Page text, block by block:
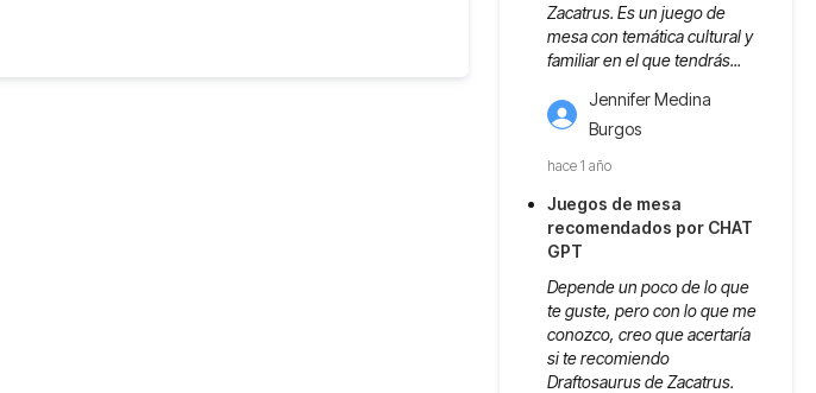
Zacatrus. Es un juego de
mesa con temática cultural y
familiar en el que tendrás...
Jennifer Medina
Burgos
hace 1 año
Juegos de mesa
recomendados por CHAT
GPT
Depende un poco de lo que
te guste, pero con lo que me
conozco, creo que acertaría
si te recomiendo
Draftosaurus de Zacatrus.